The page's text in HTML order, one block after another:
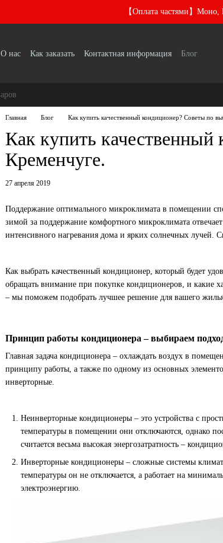
【Оплата частями】Моно,
О нас Как заказать Контактная информация Блог
Главная Блог Как купить качественный кондиционер? Советы по
Как купить
Кременчуге.
27 апреля 2019
Поддержание оптимального микроклимата в помещении
зимой за поддержание комфортного микроклимата
интенсивного нагревания дома и ярких солнечных лучей.
Как выбрать качественный кондиционер, который будет
обращать внимание при покупке кондиционеров, и какие
– мы поможем подобрать лучшее решение для вашего
Принцип работы кондиционера – выбираем
Главная задача кондиционера – охлаждать воздух в
принципу работы, а также по одному из основных
инверторные.
Неинверторные кондиционеры – это устройства с
температуры в помещении они отключаются, однако
считается весьма высокая энергозатратность –
Инверторные кондиционеры – сложные системы
температуры он не отключается, а работает на
электроэнергию.